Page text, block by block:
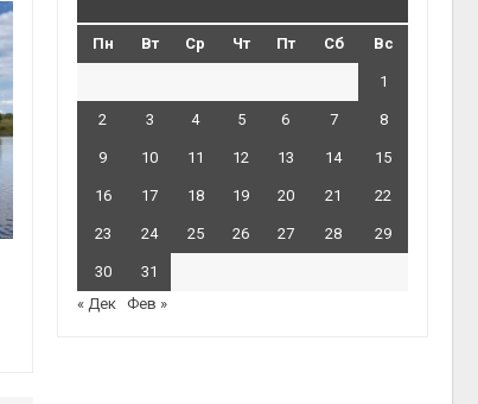
Пн Вт Ср Чт Пт Сб Вс
1
2 3 4 5 6 7 8
9 10 11 12 13 14 15
16 17 18 19 20 21 22
23 24 25 26 27 28 29
30
31
« Дек
Фев »